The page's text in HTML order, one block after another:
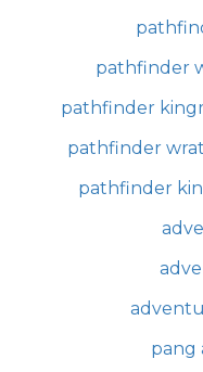
pathfinder
pathfinder
pathfinder
pathfinder
pang